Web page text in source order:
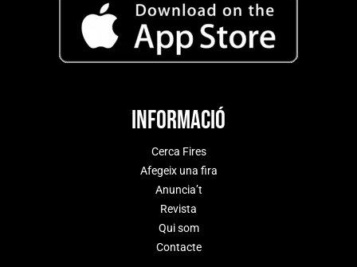
Informació
Cerca Fires
Afegeix una fira
Anuncia’t
Revista
Qui som
Contacte